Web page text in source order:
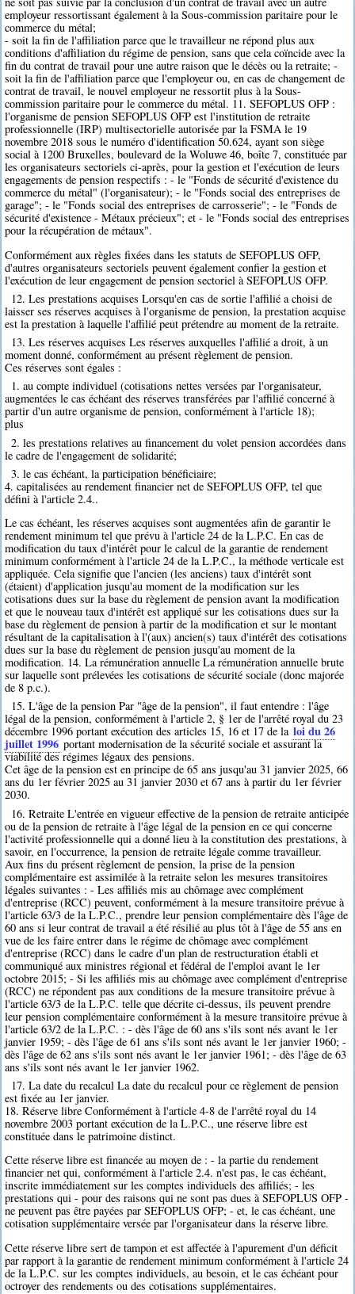
employeur ressortissant également à la Sous-commission paritaire pour le
commerce du métal;
- soit la fin de l'affiliation parce que le travailleur ne répond plus aux
conditions d'affiliation du régime de pension, sans que cela coïncide avec la
fin du contrat de travail pour une autre raison que le décès ou la retraite; -
soit la fin de l'affiliation parce que l'employeur ou, en cas de changement de
contrat de travail, le nouvel employeur ne ressortit plus à la Sous-
commission paritaire pour le commerce du métal. 11. SEFOPLUS OFP :
l'organisme de pension SEFOPLUS OFP est l'institution de retraite
professionnelle (IRP) multisectorielle autorisée par la FSMA le 19
novembre 2018 sous le numéro d'identification 50.624, ayant son siège
social à 1200 Bruxelles, boulevard de la Woluwe 46, boîte 7, constituée par
les organisateurs sectoriels ci-après, pour la gestion et l'exécution de leurs
engagements de pension respectifs : - le "Fonds de sécurité d'existence du
commerce du métal" (l'organisateur); - le "Fonds social des entreprises de
garage"; - le "Fonds social des entreprises de carrosserie"; - le "Fonds de
sécurité d'existence - Métaux précieux"; et - le "Fonds social des entreprises
pour la récupération de métaux".
Conformément aux règles fixées dans les statuts de SEFOPLUS OFP,
d'autres organisateurs sectoriels peuvent également confier la gestion et
l'exécution de leur engagement de pension sectoriel à SEFOPLUS OFP.
12. Les prestations acquises Lorsqu'en cas de sortie l'affilié a choisi de
laisser ses réserves acquises à l'organisme de pension, la prestation acquise
est la prestation à laquelle l'affilié peut prétendre au moment de la retraite.
13. Les réserves acquises Les réserves auxquelles l'affilié a droit, à un
moment donné, conformément au présent règlement de pension.
Ces réserves sont égales :
1. au compte individuel (cotisations nettes versées par l'organisateur,
augmentées le cas échéant des réserves transférées par l'affilié concerné à
partir d'un autre organisme de pension, conformément à l'article 18);
plus
2. les prestations relatives au financement du volet pension accordées dans
le cadre de l'engagement de solidarité;
3. le cas échéant, la participation bénéficiaire;
4. capitalisées au rendement financier net de SEFOPLUS OFP, tel que
défini à l'article 2.4..
Le cas échéant, les réserves acquises sont augmentées afin de garantir le
rendement minimum tel que prévu à l'article 24 de la L.P.C. En cas de
modification du taux d'intérêt pour le calcul de la garantie de rendement
minimum conformément à l'article 24 de la L.P.C., la méthode verticale est
appliquée. Cela signifie que l'ancien (les anciens) taux d'intérêt sont
(étaient) d'application jusqu'au moment de la modification sur les
cotisations dues sur la base du règlement de pension avant la modification
et que le nouveau taux d'intérêt est appliqué sur les cotisations dues sur la
base du règlement de pension à partir de la modification et sur le montant
résultant de la capitalisation à l'(aux) ancien(s) taux d'intérêt des cotisations
dues sur la base du règlement de pension jusqu'au moment de la
modification. 14. La rémunération annuelle La rémunération annuelle brute
sur laquelle sont prélevées les cotisations de sécurité sociale (donc majorée
de 8 p.c.).
15. L'âge de la pension Par "âge de la pension", il faut entendre : l'âge
légal de la pension, conformément à l'article 2, § 1er de l'arrêté royal du 23
décembre 1996 portant exécution des articles 15, 16 et 17 de la loi du 26
juillet 1996 portant modernisation de la sécurité sociale et assurant la
viabilité des régimes légaux des pensions.
Cet âge de la pension est en principe de 65 ans jusqu'au 31 janvier 2025, 66
ans du 1er février 2025 au 31 janvier 2030 et 67 ans à partir du 1er février
2030.
16. Retraite L'entrée en vigueur effective de la pension de retraite anticipée
ou de la pension de retraite à l'âge légal de la pension en ce qui concerne
l'activité professionnelle qui a donné lieu à la constitution des prestations, à
savoir, en l'occurrence, la pension de retraite légale comme travailleur.
Aux fins du présent règlement de pension, la prise de la pension
complémentaire est assimilée à la retraite selon les mesures transitoires
légales suivantes : - Les affiliés mis au chômage avec complément
d'entreprise (RCC) peuvent, conformément à la mesure transitoire prévue à
l'article 63/3 de la L.P.C., prendre leur pension complémentaire dès l'âge de
60 ans si leur contrat de travail a été résilié au plus tôt à l'âge de 55 ans en
vue de les faire entrer dans le régime de chômage avec complément
d'entreprise (RCC) dans le cadre d'un plan de restructuration établi et
communiqué aux ministres régional et fédéral de l'emploi avant le 1er
octobre 2015; - Si les affiliés mis au chômage avec complément d'entreprise
(RCC) ne répondent pas aux conditions de la mesure transitoire prévue à
l'article 63/3 de la L.P.C. telle que décrite ci-dessus, ils peuvent prendre
leur pension complémentaire conformément à la mesure transitoire prévue à
l'article 63/2 de la L.P.C. : - dès l'âge de 60 ans s'ils sont nés avant le 1er
janvier 1959; - dès l'âge de 61 ans s'ils sont nés avant le 1er janvier 1960; -
dès l'âge de 62 ans s'ils sont nés avant le 1er janvier 1961; - dès l'âge de 63
ans s'ils sont nés avant le 1er janvier 1962.
17. La date du recalcul La date du recalcul pour ce règlement de pension
est fixée au 1er janvier.
18. Réserve libre Conformément à l'article 4-8 de l'arrêté royal du 14
novembre 2003 portant exécution de la L.P.C., une réserve libre est
constituée dans le patrimoine distinct.
Cette réserve libre est financée au moyen de : - la partie du rendement
financier net qui, conformément à l'article 2.4. n'est pas, le cas échéant,
inscrite immédiatement sur les comptes individuels des affiliés; - les
prestations qui - pour des raisons qui ne sont pas dues à SEFOPLUS OFP -
ne peuvent pas être payées par SEFOPLUS OFP; - et, le cas échéant, une
cotisation supplémentaire versée par l'organisateur dans la réserve libre.
Cette réserve libre sert de tampon et est affectée à l'apurement d'un déficit
par rapport à la garantie de rendement minimum conformément à l'article 24
de la L.P.C. sur les comptes individuels, au besoin, et le cas échéant pour
octroyer des rendements ou des cotisations supplémentaires.